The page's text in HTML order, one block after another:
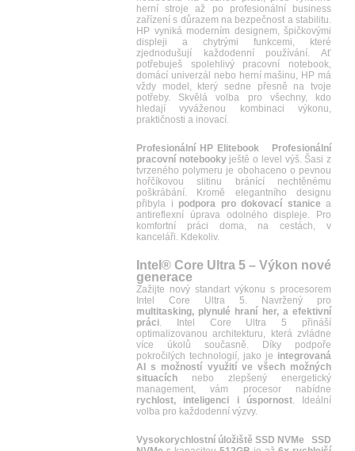
herní stroje až po profesionální business
zařízení s důrazem na bezpečnost a stabilitu.
HP vyniká moderním designem, špičkovými
displeji a chytrými funkcemi, které
zjednodušují každodenní používání. Ať
potřebuješ spolehlivý pracovní notebook,
domácí univerzál nebo herní mašinu, HP má
vždy model, který sedne přesně na tvoje
potřeby. Skvělá volba pro všechny, kdo
hledají vyváženou kombinaci výkonu,
praktičnosti a inovací.
Profesionální HP Elitebook
Profesionální
pracovní notebookyještě o level výš. Šasi z
tvrzeného polymeru je obohaceno o pevnou
hořčíkovou slitinu bránící nechtěnému
poškrábání. Kromě elegantního designu
přibyla i podpora pro dokovací stanice a
antireflexní úprava odolného displeje. Pro
komfortní práci doma, na cestách, v
kanceláři. Kdekoliv.
Intel ® Core Ultra 5 – Výkon nové
generace
Zažijte nový standart výkonu s procesorem
Intel Core Ultra 5. Navržený pro
multitasking, plynulé hraní her, a efektivní
práci. Intel Core Ultra 5 přináší
optimalizovanou architekturu, která zvládne
více úkolů současně. Díky podpoře
pokročilých technologií, jako je integrovaná
AI s možností využití ve všech možných
situacích nebo zlepšený energetický
management, vám procesor nabídne
rychlost, inteligenci i úspornost. Ideální
volba pro každodenní výzvy.
Vysokorychlostní úložiště SSD NVMe
SSD